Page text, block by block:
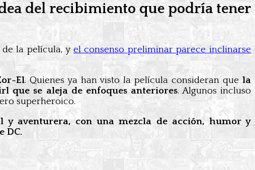
del recibimiento que podría tener
la película, y el consenso preliminar parece inclinarse
El. Quienes ya han visto la película consideran quela
que se aleja de enfoques anteriores. Algunos incluso
superheroico.
y aventurera, con una mezcla de acción, humor y
DC.